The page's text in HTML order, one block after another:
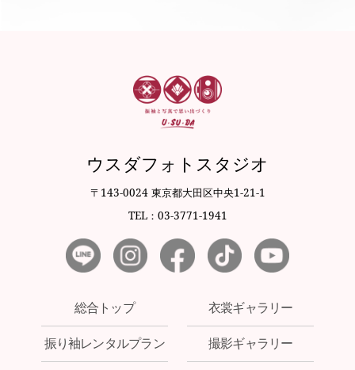
ウスダフォトスタジオ
〒143-0024 東京都大田区中央1-21-1
TEL：03-3771-1941
総合トップ
振り袖レンタルプラン
衣裳ギャラリー
撮影ギャラリー